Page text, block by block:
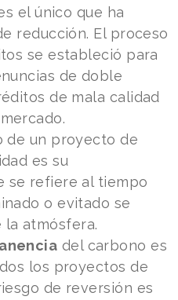
el único que ha
reducción. El proceso
se estableció para
de doble
de mala calidad
de un proyecto de
es su
se refiere al tiempo
o evitado se
atmósfera.
del carbono es
los proyectos de
de reversión es